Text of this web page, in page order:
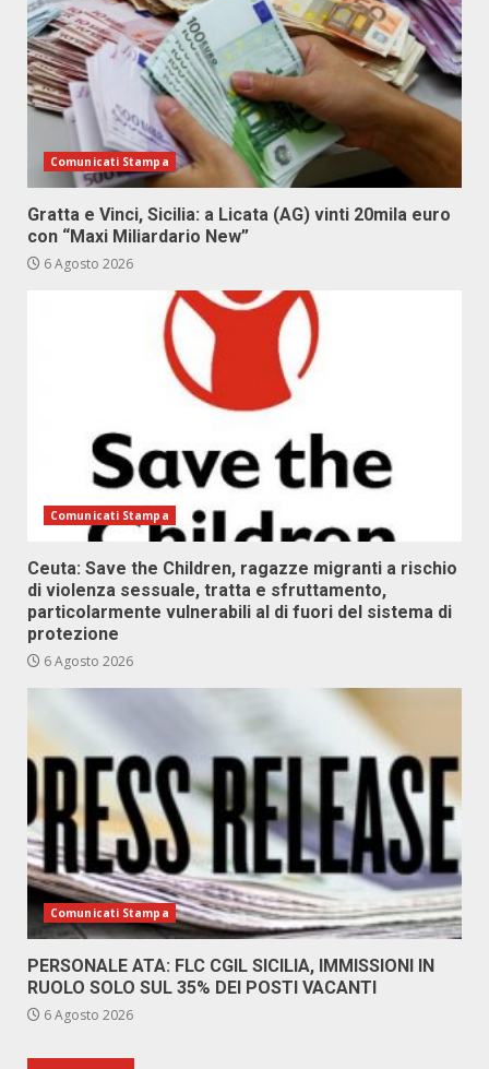
Comunicati Stampa
Gratta e Vinci, Sicilia: a Licata (AG) vinti 20mila euro
con “Maxi Miliardario New”
6 Agosto 2026
Comunicati Stampa
Ceuta: Save the Children, ragazze migranti a rischio
di violenza sessuale, tratta e sfruttamento,
particolarmente vulnerabili al di fuori del sistema di
protezione
6 Agosto 2026
Comunicati Stampa
PERSONALE ATA: FLC CGIL SICILIA, IMMISSIONI IN
RUOLO SOLO SUL 35% DEI POSTI VACANTI
6 Agosto 2026